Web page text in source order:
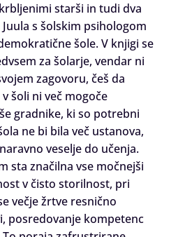
starši in tudi dva
s šolskim psihologom
šole. V knjigi se
za šolarje, vendar ni
zagovoru, češ da
šoli ni več mogoče
gradnike, ki so potrebni
ne bi bila več ustanova,
veselje do učenja.
sta značilna vse močnejši
v čisto storilnost, pri
večje žrtve resnično
posredovanje kompetenc